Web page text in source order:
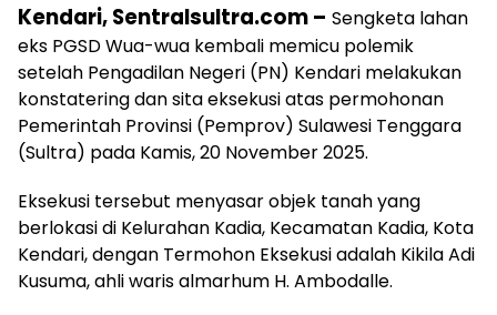
Kendari, Sentralsultra.com – Sengketa lahan
eks PGSD Wua-wua kembali memicu polemik
setelah Pengadilan Negeri (PN) Kendari melakukan
konstatering dan sita eksekusi atas permohonan
Pemerintah Provinsi (Pemprov) Sulawesi Tenggara
(Sultra) pada Kamis, 20 November 2025.
Eksekusi tersebut menyasar objek tanah yang
berlokasi di Kelurahan Kadia, Kecamatan Kadia, Kota
Kendari, dengan Termohon Eksekusi adalah Kikila Adi
Kusuma, ahli waris almarhum H. Ambodalle.